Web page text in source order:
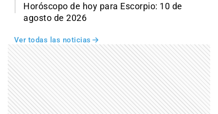
Horóscopo de hoy para Escorpio: 10 de
agosto de 2026
Ver todas las noticias